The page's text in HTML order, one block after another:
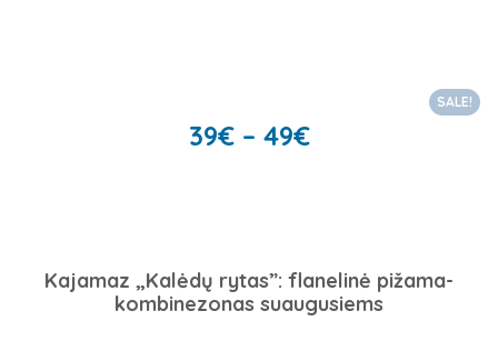
SALE!
39€– 49€
Kajamaz „Kalėdų rytas”: flanelinė pižama-
kombinezonas suaugusiems